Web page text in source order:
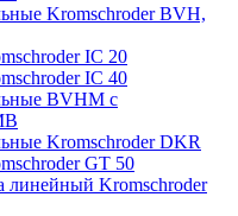
Kromschroder BVH,
IC 20
IC 40
BVHM с
Kromschroder DKR
GT 50
линейный Kromschroder